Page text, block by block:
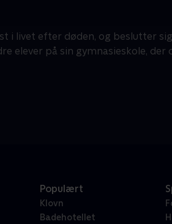
i livet efter døden, og beslutter
elever på sin gymnasieskole, der
Populært
Klovn
Badehotellet